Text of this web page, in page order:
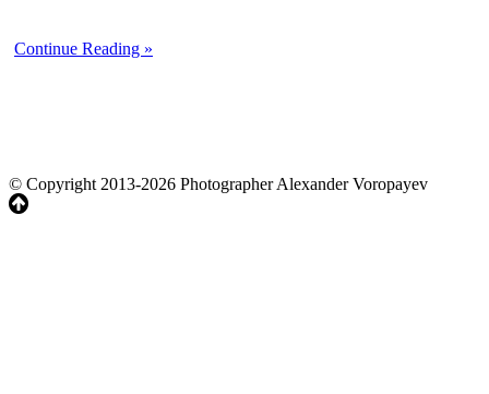
Continue Reading »
© Copyright 2013-2026 Photographer Alexander Voropayev